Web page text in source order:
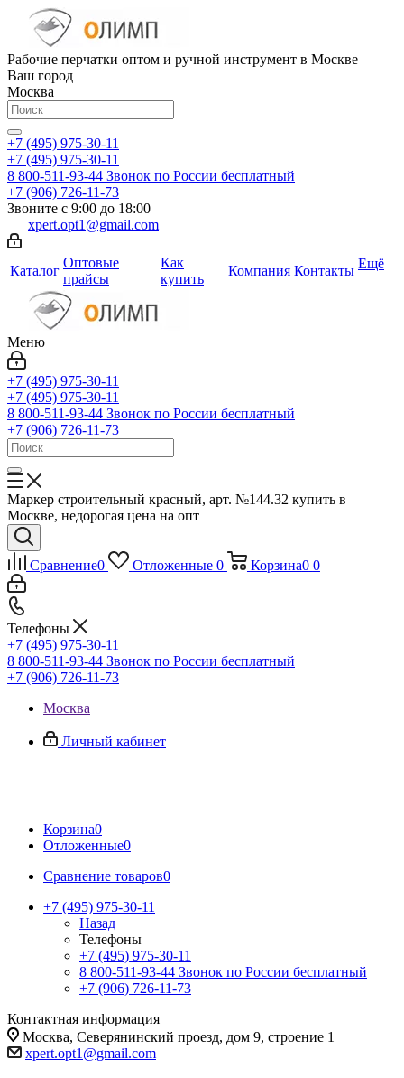
Рабочие перчатки оптом и ручной инструмент в Москве
Ваш город
Москва
+7 (495) 975-30-11
+7 (495) 975-30-11
8 800-511-93-44 Звонок по России бесплатный
+7 (906) 726-11-73
Звоните с 9:00 до 18:00
xpert.opt1@gmail.com
Каталог
Оптовые
прайсы
Как
купить
Компания Контакты Ещё
Меню
+7 (495) 975-30-11
+7 (495) 975-30-11
8 800-511-93-44 Звонок по России бесплатный
+7 (906) 726-11-73
Маркер строительный красный, арт. №144.32 купить в
Москве, недорогая цена на опт
Сравнение0 Отложенные 0 Корзина0 0
Телефоны
+7 (495) 975-30-11
8 800-511-93-44 Звонок по России бесплатный
+7 (906) 726-11-73
Москва
Личный кабинет
Корзина0
Отложенные0
Сравнение товаров0
+7 (495) 975-30-11
Назад
Телефоны
+7 (495) 975-30-11
8 800-511-93-44 Звонок по России бесплатный
+7 (906) 726-11-73
Контактная информация
Москва, Северянинский проезд, дом 9, строение 1
xpert.opt1@gmail.com